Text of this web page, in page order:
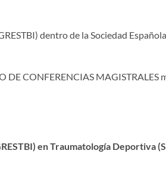
dentro de la Sociedad
CONFERENCIAS MAGISTRALES
en Traumatología Deportiva